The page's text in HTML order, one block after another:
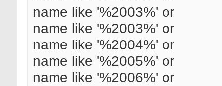
name like '%2003%' or
name like '%2003%' or
name like '%2004%' or
name like '%2005%' or
name like '%2006%' or